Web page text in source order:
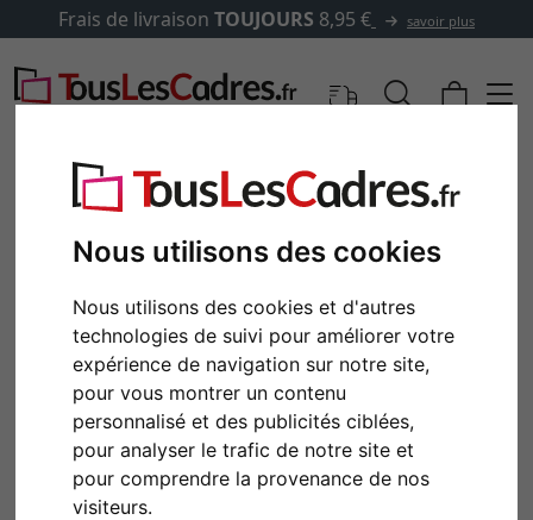
Nous utilisons des cookies
Nous utilisons des cookies et d'autres
technologies de suivi pour améliorer votre
expérience de navigation sur notre site,
pour vous montrer un contenu
personnalisé et des publicités ciblées,
pour analyser le trafic de notre site et
pour comprendre la provenance de nos
visiteurs.
Frais de livraison TOUJOURS 8,95 € savoir plus
Retour